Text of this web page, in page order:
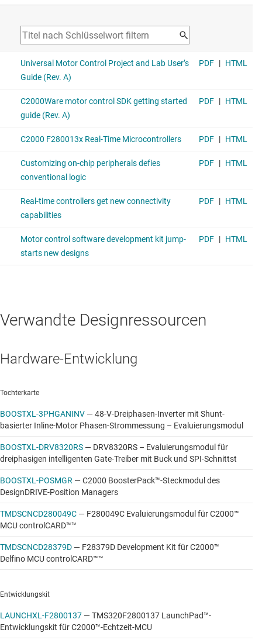
Erkennung der Anfangsposition
Maximales Drehmoment pro Ampere (MTPA) bei
IPM-Motoren
Sensorgestützte FOC-Lösungen
oder Positionssteuerung
Positionsrückmeldung: Resolver, inkrementelle und
absolute Encoder
Strommesstechniken: Low-Side-Shunt, Inline-
Schnelle Stromschleife (Fast Current Loop, FCL):
Steuerungsbandbreite für eine gegebene PWM-
Beispiele für dezentrale/verteilte Architekturen
Absolut-Encoder, Impulsfolge-Eingang/-Ausgang,
QEP-Dekodierung und Totbandkompensation
Die grafische Benutzerschnittstelle (Graphical User
TI Resource Explorers ermöglicht die intuitive Navigation
durch Software, Entwicklungskits, Bibliotheken,
Benutzerhandbücher, Anwendungshinweise und vieles
mehr.
Verwandte Designressourcen
Hardware-Entwicklung
Tochterkarte
BOOSTXL-3PHGANINV —48-V-Dreiphasen-Inverter mit Shunt-
basierter Inline-Motor Phasen-Strommessung – Evaluierungsmodul
BOOSTXL-DRV8320RS — DRV8320RS – Evaluierungsmodul für
dreiphasigen intelligenten Gate-Treiber mit Buck und SPI-Schnittst
BOOSTXL-POSMGR —C2000 BoosterPack™-Steckmodul des
DesignDRIVE-Position Managers
TMDSCNCD280049C — F280049C Evaluierungsmodul für C2000™
MCU controlCARD™™
TMDSCNCD28379D — F28379D Development Kit für C2000™
Delfino MCU controlCARD™™
Entwicklungskit
LAUNCHXL-F2800137 —TMS320F2800137 LaunchPad™-
Entwicklungskit für C2000™-Echtzeit-MCU